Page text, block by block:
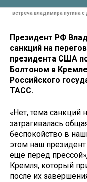
встреча владимира путина
Президент РФ
санкций на
президента США
Болтоном в
Российского
ТАСС.
«Нет, тема санкций
затрагивалась
беспокойство в
этом наш
ещё перед
Кремля, который
после их